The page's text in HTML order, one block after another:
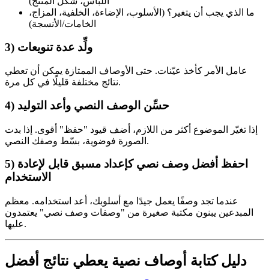
ما الذي يجب أن يتغير؟ (الأسلوب، الإضاءة، الخلفية، المزاج،
الخامات/الأنسجة)
3) ولِّد عدة تنويعات
عامل الأمر كأخذ عيّنات. حتى الأوصاف الممتازة يمكن أن تعطي
نتائج مختلفة قليلًا في كل مرة.
4) حسِّن الوصف النصي وأعد التوليد
إذا تغيّر الموضوع أكثر من اللازم، أضف قيود "حفظ" أقوى. إذا بدت
الصورة فوضوية، بسّط وصفك النصي.
5) احفظ أفضل وصف نصي كإعداد مسبق قابل لإعادة
الاستخدام
عندما تجد وصفًا يعمل جيدًا مع أسلوبك، أعد استخدامه. معظم
المبدعين يبنون مكتبة صغيرة من "وصفات وصف نصي" يعتمدون
عليها.
دليل كتابة أوصاف نصية يعطي نتائج أفضل